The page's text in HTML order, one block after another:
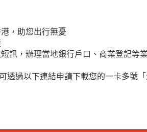
，助您出行無憂
，辦理當地銀行戶口、商業登記等
透過以下連結申請下載您的一卡多號